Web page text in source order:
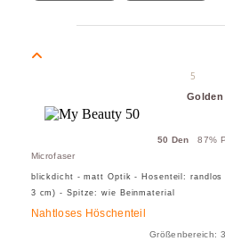
5
Golden
50 Den 87%
Microfaser
blickdicht - matt Optik - Hosenteil:
3 cm) - Spitze: wie Beinmaterial
Nahtloses Höschenteil